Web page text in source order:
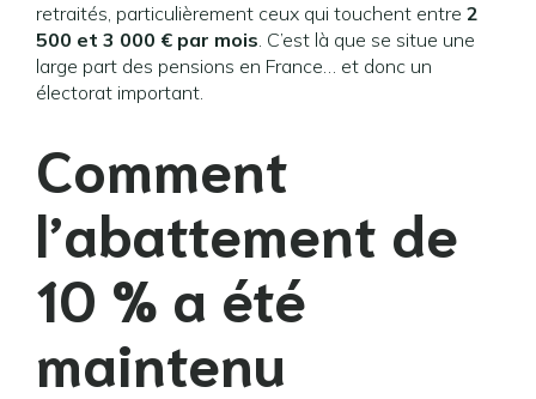
retraités, particulièrement ceux qui touchent entre 2
500 et 3 000 € par mois. C’est là que se situe une
large part des pensions en France… et donc un
électorat important.
Comment
l’abattement de
10 % a été
maintenu